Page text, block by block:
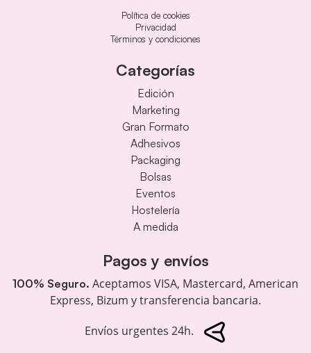
Política de cookies
Privacidad
Términos y condiciones
Categorías
Edición
Marketing
Gran Formato
Adhesivos
Packaging
Bolsas
Eventos
Hostelería
A medida
Pagos y envíos
100% Seguro. Aceptamos VISA, Mastercard, American
Express, Bizum y transferencia bancaria.
Envíos urgentes 24h.